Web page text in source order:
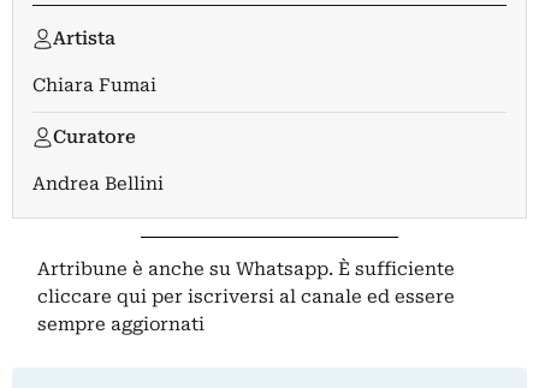
Artista
Chiara Fumai
Curatore
Andrea Bellini
Artribune è anche su Whatsapp. È sufficiente
cliccare qui per iscriversi al canale ed essere
sempre aggiornati